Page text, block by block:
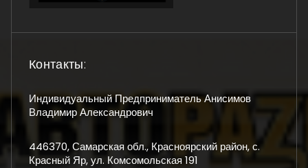
Контакты:
Индивидуальный Предприниматель Анисимов
Владимир Александрович
446370, Самарская обл., Красноярский район, с.
Красный Яр, ул. Комсомольская 191